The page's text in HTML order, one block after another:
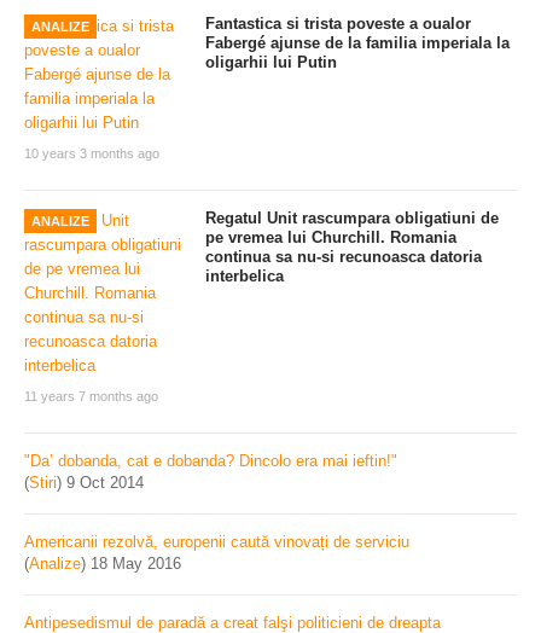
ANALIZE
10 years 3 months ago
Fantastica si trista poveste a oualor
Fabergé ajunse de la familia imperiala la
oligarhii lui Putin
ANALIZE
11 years 7 months ago
Regatul Unit rascumpara obligatiuni de
pe vremea lui Churchill. Romania
continua sa nu-si recunoasca datoria
interbelica
"Da’ dobanda, cat e dobanda? Dincolo era mai ieftin!"
(Stiri) 9 Oct 2014
Americanii rezolvă, europenii caută vinovați de serviciu
(Analize) 18 May 2016
Antipesedismul de paradă a creat falşi politicieni de dreapta